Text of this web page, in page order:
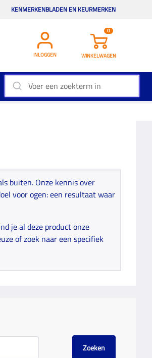
KENMERKENBLADEN EN KEURMERKEN
INLOGGEN
0
WINKELWAGEN
buiten. Onze kennis over
voor ogen: een resultaat waar
je al deze product onze
of zoek naar een specifiek
Zoeken